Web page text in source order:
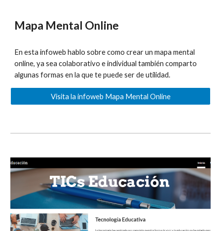
Mapa Mental Online
En esta infoweb hablo sobre como crear un mapa mental
online, ya sea colaborativo e individual también comparto
algunas formas en la que te puede ser de utilidad.
Visita la infoweb Mapa Mental Online